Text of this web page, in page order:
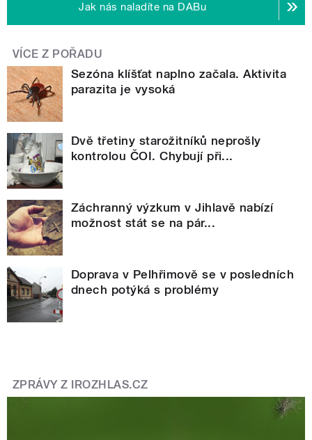
Jak nás naladíte na DABu
VÍCE Z POŘADU
Sezóna klíšťat naplno začala. Aktivita
parazita je vysoká
Dvě třetiny starožitníků neprošly
kontrolou ČOI. Chybují při...
Záchranný výzkum v Jihlavě nabízí
možnost stát se na pár...
Doprava v Pelhřimově se v posledních
dnech potýká s problémy
ZPRÁVY Z IROZHLAS.CZ